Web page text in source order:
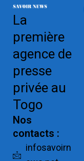
La
première
agence de
presse
privée au
Togo
Nos
contacts :
infosavoirn